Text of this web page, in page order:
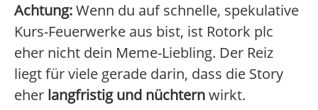
Achtung:Wenn du auf schnelle, spekulative
Kurs-Feuerwerke aus bist, ist Rotork plc
eher nicht dein Meme-Liebling. Der Reiz
liegt für viele gerade darin, dass die Story
eher langfristig und nüchternwirkt.